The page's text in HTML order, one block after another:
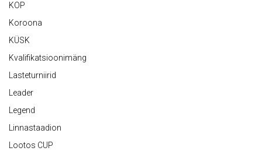
KOP
Koroona
KÜSK
Kvalifikatsioonimäng
Lasteturniirid
Leader
Legend
Linnastaadion
Lootos CUP